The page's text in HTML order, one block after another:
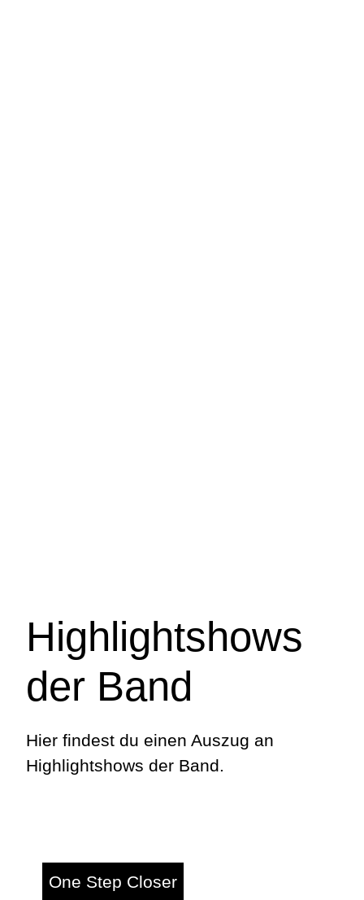
Highlightshows
der Band
Hier findest du einen Auszug an
Highlightshows der Band.
One Step Closer